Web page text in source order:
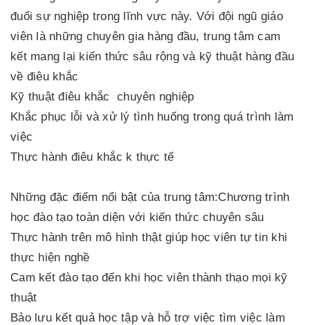
đuổi sự nghiệp trong lĩnh vực này. Với đội ngũ giáo
viên là những chuyên gia hàng đầu, trung tâm cam
kết mang lại kiến thức sâu rộng và kỹ thuật hàng đầu
về điêu khắc
Kỹ thuật điêu khắc chuyên nghiệp
Khắc phục lỗi và xử lý tình huống trong quá trình làm
việc
Thực hành điêu khắc k thực tế
Những đặc điểm nổi bật của trung tâm:Chương trình
học đào tạo toàn diện với kiến thức chuyên sâu
Thực hành trên mô hình thật giúp học viên tự tin khi
thực hiện nghề
Cam kết đào tạo đến khi học viên thành thạo mọi kỹ
thuật
Bảo lưu kết quả học tập và hỗ trợ việc tìm việc làm